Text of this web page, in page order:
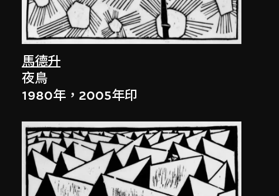
馬德升
夜鳥
1980年，2005年印